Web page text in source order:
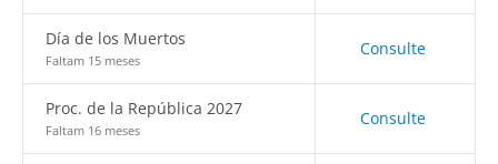
Día de los Muertos
Faltam 15 meses
Consulte
Proc. de la República 2027
Faltam 16 meses
Consulte